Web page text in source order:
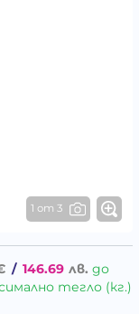
1 от 3
/ 146.69 лв. до
тегло (кг.)